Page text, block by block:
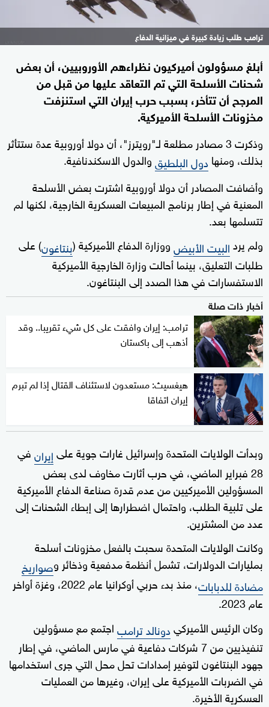
ترامب طلب زيادة كبيرة في ميزانية الدفاع
أبلغ مسؤولون أميركيون نظراءهم الأوروبيين، أن ​بعض
شحنات الأسلحة التي تم ⁠التعاقد عليها من قبل من
المرجح أن تتأخر، بسبب حرب إيران التي استنزفت
مخزونات الأسلحة الأميركية.
وذكرت 3 مصادر مطلعة لـ"رويترز"، أن دولا أوروبية عدة ستتأثر
بذلك، ومنهادول البلطيقوالدول الاسكندنافية.
وأضافت المصادر أن ‌دولا أوروبية اشترت بعض الأسلحة
المعنية في إطار برنامج المبيعات العسكرية الخارجية، لكنها لم
تتسلمها بعد.
ولم يردالبيت الأبيضووزارة الدفاع الأميركية (بنتاغون) على
طلبات التعليق، بينما أحالت وزارة الخارجية الأميركية
الاستفسارات في هذا الصدد إلى البنتاغون.
أخبار ذات صلة
ترامب: إيران وافقت على كل شيء تقريبا.. وقد
أذهب إلى باكستان
هيغسيث: مستعدون لاستئناف القتال إذا لم تبرم
إيران اتفاقا
وبدأت الولايات المتحدة وإسرائيل غارات جوية علىإيرانفي
‌28 فبراير الماضي، في حرب أثارت ‌مخاوف لدى بعض
⁠المسؤولين الأميركيين من عدم قدرة صناعة الدفاع الأميركية
على تلبية الطلب، واحتمال اضطرارها إلى إبطاء الشحنات إلى
عدد من المشترين.
وكانت الولايات المتحدة سحبت بالفعل مخزونات ⁠أسلحة
بمليارات الدولارات، تشمل ‌أنظمة مدفعية وذخائر وصواريخ
مضادة للدبابات
، منذ بدء حربي أوكرانيا ⁠عام 2022، وغزة أواخر
عام ⁠2023.
وكان الرئيس الأميركيدونالد ترامباجتمع مع مسؤولين
تنفيذيين من 7 شركات دفاعية في مارس الماضي، في إطار
جهود البنتاغون لتوفير إمدادات تحل محل التي جرى استخدامها
في الضربات الأميركية على إيران، وغيرها من العمليات
العسكرية ‌الأخيرة.